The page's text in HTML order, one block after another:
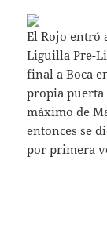
El Rojo entró
Liguilla Pre-
final a Boca
propia
máximo de
entonces se
por primera